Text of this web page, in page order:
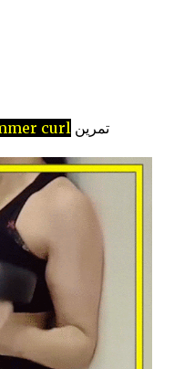
تمرينcurl